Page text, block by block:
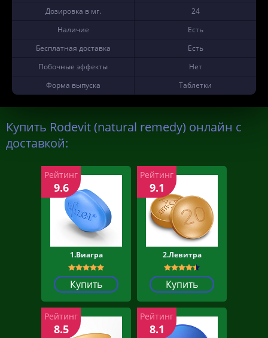
Дозировка в мг.
24
Наличие
Есть
Бесплатная доставка
Есть
Побочные эффекты
Нет
Форма выпуска
Таблетки
Купить Rodevit (natural remedy) онлайн с
доставкой:
1.Виагра
Купить
Рейтинг
9.6
2.Левитра
Купить
Рейтинг
9.1
Рейтинг
8.5
Рейтинг
8.1